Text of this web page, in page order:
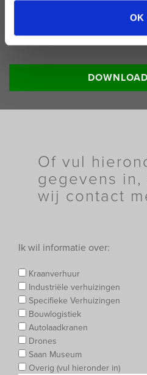
OK
Lees meer informatie:
Of vul
gegevens in,
wij contact
Ik wil informatie over:
Kraanverhuur
Industriële verhuizingen
Specifieke Verhuizingen
Bouwlogistiek
Autolaadkranen
Drones
Saan Museum
Overig (vul hieronder in)